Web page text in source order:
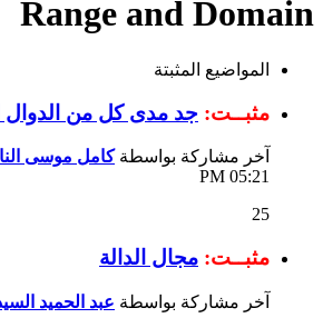
Range and Domain
المواضيع المثبتة
مثبــت: جد مدى كل من الدوال
آخر مشاركة بواسطةكامل موسى
05:21 PM
25
مثبــت: مجال الدالة
آخر مشاركة بواسطة عبد الحميد